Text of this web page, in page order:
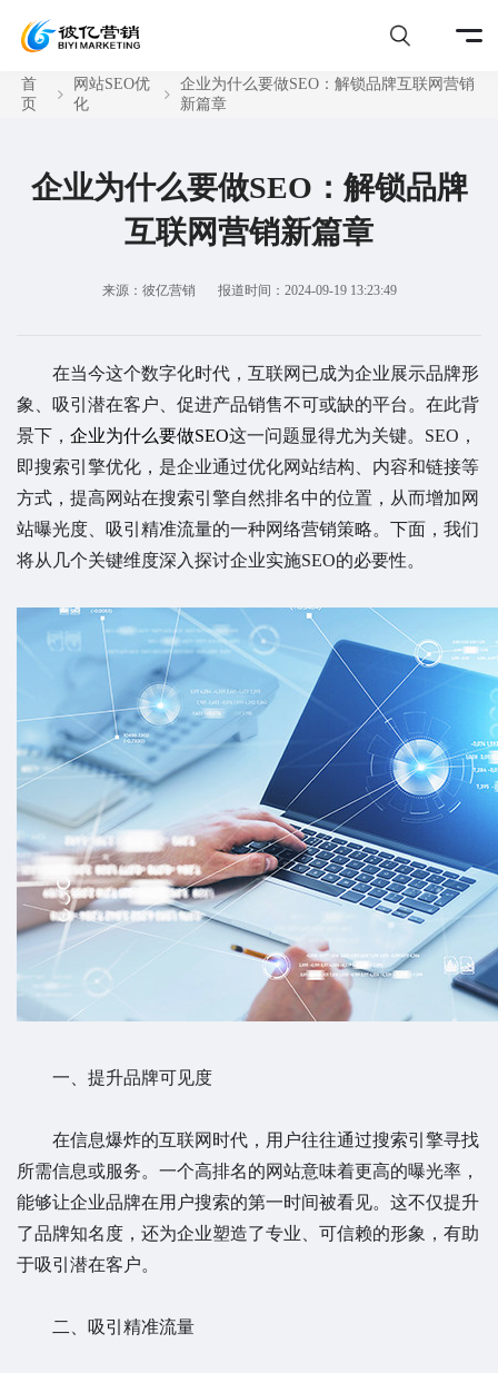
首
页
网站SEO优
化
企业为什么要做SEO：解锁品牌互联网营销
新篇章
企业为什么要做SEO：解锁品牌
互联网营销新篇章
来源：彼亿营销 报道时间：2024-09-19 13:23:49
在当今这个数字化时代，互联网已成为企业展示品牌形
象、吸引潜在客户、促进产品销售不可或缺的平台。在此背
景下， 企业为什么要做SEO这一问题显得尤为关键。SEO，
即搜索引擎优化，是企业通过优化网站结构、内容和链接等
方式，提高网站在搜索引擎自然排名中的位置，从而增加网
站曝光度、吸引精准流量的一种网络营销策略。下面，我们
将从几个关键维度深入探讨企业实施SEO的必要性。
一、提升品牌可见度
在信息爆炸的互联网时代，用户往往通过搜索引擎寻找
所需信息或服务。一个高排名的网站意味着更高的曝光率，
能够让企业品牌在用户搜索的第一时间被看见。这不仅提升
了品牌知名度，还为企业塑造了专业、可信赖的形象，有助
于吸引潜在客户。
二、吸引精准流量